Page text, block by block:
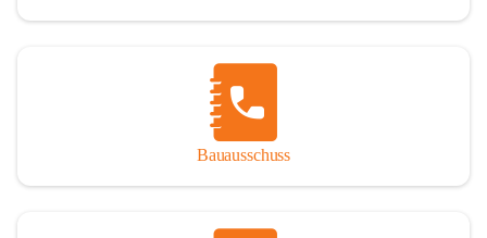
Bauausschuss